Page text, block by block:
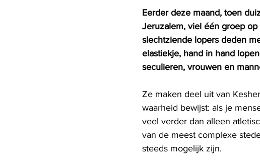
Eerder deze maand, toen
Jeruzalem, viel één groep
slechtziende lopers deden
elastiekje, hand in hand
seculieren, vrouwen en
Ze maken deel uit van
waarheid bewijst: als je
veel verder dan alleen
van de meest complexe
steeds mogelijk zijn.